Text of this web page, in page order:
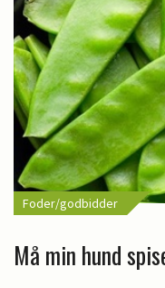
Foder/godbidder
Må min hund